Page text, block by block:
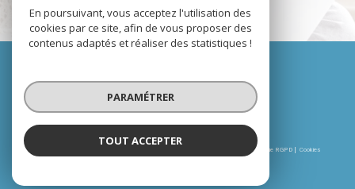
© 2026 | Tous droits réservés | Traduction powered by Google |
Politique RGPD Cookies
En poursuivant, vous acceptez l'utilisation des
cookies par ce site, afin de vous proposer des
contenus adaptés et réaliser des statistiques !
PARAMÉTRER
TOUT ACCEPTER